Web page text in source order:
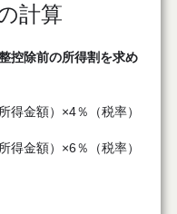
計算
控除前の所得割を求め
金額）×4％（税率）
金額）×6％（税率）